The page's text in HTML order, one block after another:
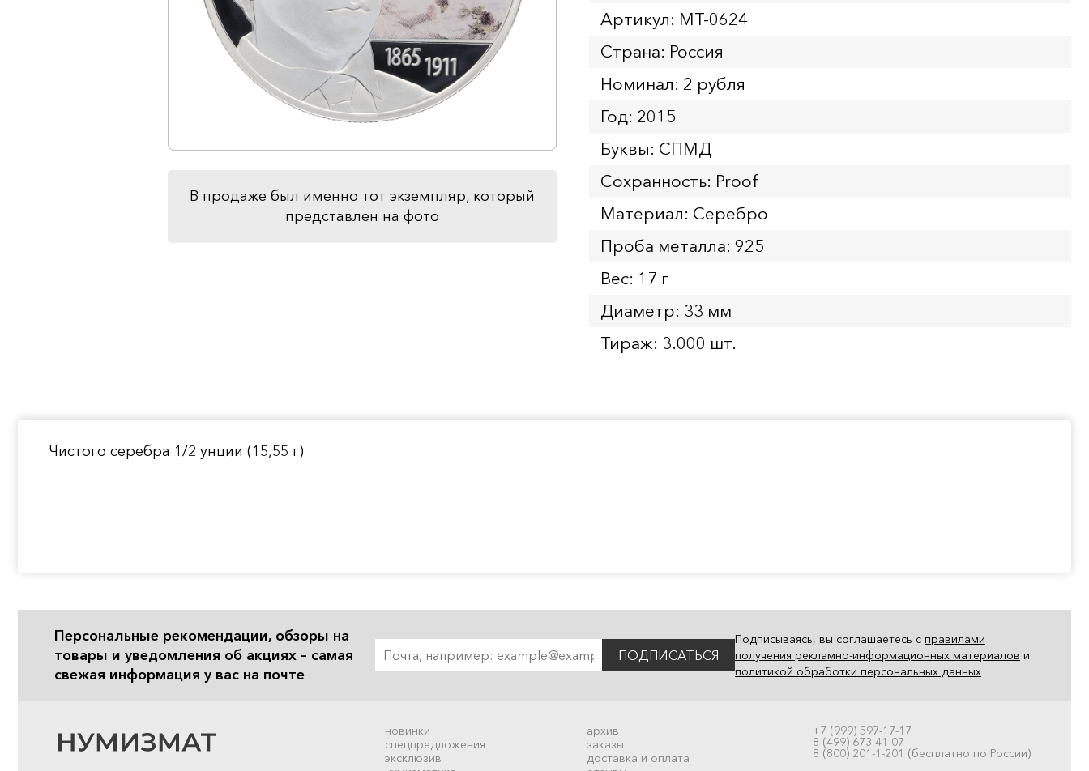
В продаже был именно тот экземпляр, который
представлен на фото
Артикул: MT-0624
Страна: Россия
Номинал: 2 рубля
Год: 2015
Буквы: СПМД
Сохранность: Proof
Материал: Серебро
Проба металла: 925
Вес: 17 г
Диаметр: 33 мм
Тираж: 3.000 шт.
Чистого серебра 1/2 унции (15,55 г)
Персональные рекомендации, обзоры на
товары и уведомления об акциях – самая
свежая информация у вас на почте
ПОДПИСАТЬСЯ
Подписываясь, вы соглашаетесь с правилами
получения рекламно-информационных материалов и
политикой обработки персональных данных
новинки
спецпредложения
эксклюзив
архив
заказы
доставка и оплата
+7 (999) 597-17-17
8 (499) 673-41-07
8 (800) 201-1-201 (бесплатно по России)